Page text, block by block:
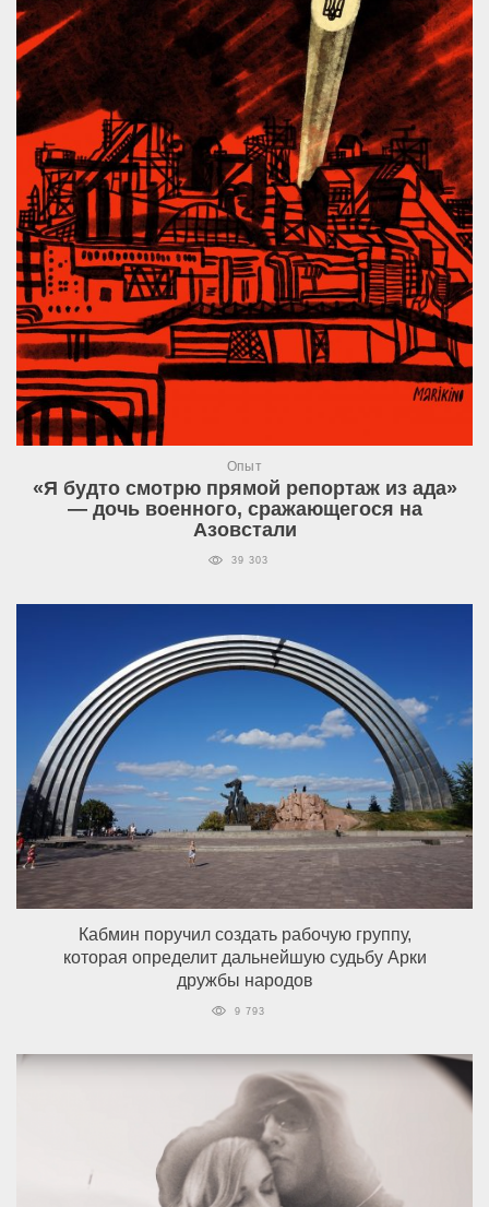
Опыт
«Я будто смотрю прямой репортаж из ада»
— дочь военного, сражающегося на
Азовстали
39 303
Кабмин поручил создать рабочую группу,
которая определит дальнейшую судьбу Арки
дружбы народов
9 793